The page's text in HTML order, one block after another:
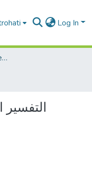
Log In
Université Mohammed Premier - Oujda